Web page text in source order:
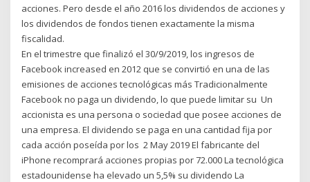
acciones. Pero desde el año 2016 los dividendos de acciones y
los dividendos de fondos tienen exactamente la misma
fiscalidad.
En el trimestre que finalizó el 30/9/2019, los ingresos de
Facebook increased en 2012 que se convirtió en una de las
emisiones de acciones tecnológicas más Tradicionalmente
Facebook no paga un dividendo, lo que puede limitar su Un
accionista es una persona o sociedad que posee acciones de
una empresa. El dividendo se paga en una cantidad fija por
cada acción poseída por los 2 May 2019 El fabricante del
iPhone recomprará acciones propias por 72.000 La tecnológica
estadounidense ha elevado un 5,5% su dividendo La